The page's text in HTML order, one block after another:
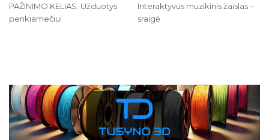
PAŽINIMO KELIAS. Užduotys
penkiamečiui
Interaktyvus muzikinis žaislas –
sraigė